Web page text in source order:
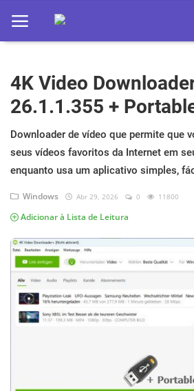
Home
Apps
Ebooks
Games
Web
Jogos hoje na TV
4K Video
26.1.1.355 +
Downloader de vídeo que permite que
seus vídeos favoritos da Internet em
enquanto usa um aplicativo simples,
Windows Abr 29, 2026 0 11800
Adicionar à Lista de Leitura